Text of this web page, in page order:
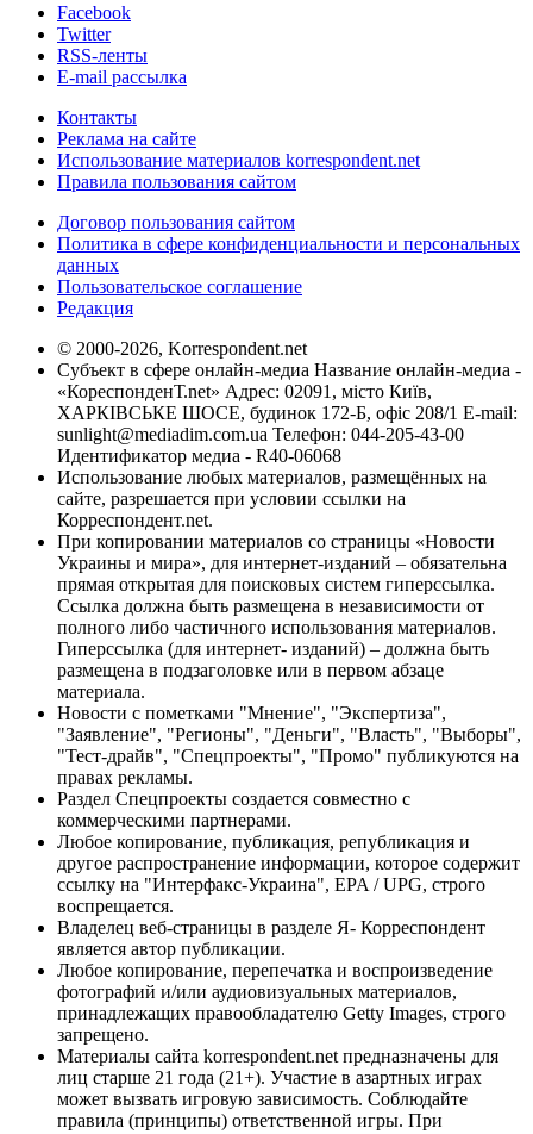
Facebook
Twitter
RSS-ленты
E-mail рассылка
Контакты
Реклама на сайте
Использование материалов korrespondent.net
Правила пользования сайтом
Договор пользования сайтом
Политика в сфере конфиденциальности и персональных
данных
Пользовательское соглашение
Редакция
© 2000-2026, Korrespondent.net
Субъект в сфере онлайн-медиа Название онлайн-медиа -
«КореспонденТ.net» Адрес: 02091, місто Київ,
ХАРКІВСЬКЕ ШОСЕ, будинок 172-Б, офіс 208/1 E-mail:
sunlight@mediadim.com.ua Телефон: 044-205-43-00
Идентификатор медиа - R40-06068
Использование любых материалов, размещённых на
сайте, разрешается при условии ссылки на
Корреспондент.net.
При копировании материалов со страницы «Новости
Украины и мира», для интернет-изданий – обязательна
прямая открытая для поисковых систем гиперссылка.
Ссылка должна быть размещена в независимости от
полного либо частичного использования материалов.
Гиперссылка (для интернет- изданий) – должна быть
размещена в подзаголовке или в первом абзаце
материала.
Новости с пометками "Мнение", "Экспертиза",
"Заявление", "Регионы", "Деньги", "Власть", "Выборы",
"Тест-драйв", "Спецпроекты", "Промо" публикуются на
правах рекламы.
Раздел Спецпроекты создается совместно с
коммерческими партнерами.
Любое копирование, публикация, републикация и
другое распространение информации, которое содержит
ссылку на "Интерфакс-Украина", EPA / UPG, строго
воспрещается.
Владелец веб-страницы в разделе Я- Корреспондент
является автор публикации.
Любое копирование, перепечатка и воспроизведение
фотографий и/или аудиовизуальных материалов,
принадлежащих правообладателю Getty Images, строго
запрещено.
Материалы сайта korrespondent.net предназначены для
лиц старше 21 года (21+). Участие в азартных играх
может вызвать игровую зависимость. Соблюдайте
правила (принципы) ответственной игры. При